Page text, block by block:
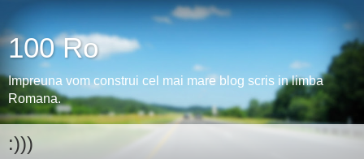
100 Ro
Impreuna vom construi cel mai mare blog scris in limba
Romana.
:)))